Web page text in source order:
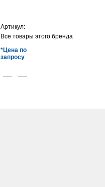
Артикул:
Все товары этого бренда
*Цена по
запросу